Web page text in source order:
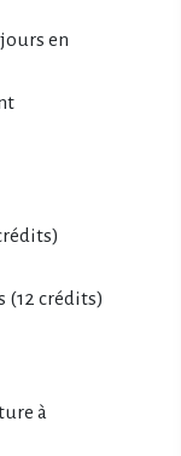
en
(12 crédits)
à